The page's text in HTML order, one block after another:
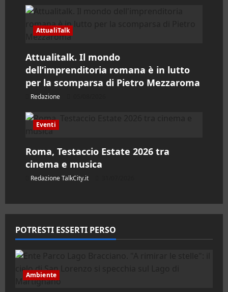
c
o
l
o
AttualiTalk
Attualitalk. Il mondo
dell’imprenditoria romana è in lutto
per la scomparsa di Pietro Mezzaroma
Redazione
Eventi
Roma, Testaccio Estate 2026 tra
cinema e musica
Redazione TalkCity.it
POTRESTI ESSERTI PERSO
Ambiente